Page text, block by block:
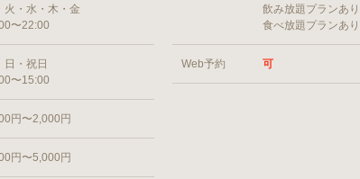
火・水・木・金
〜22:00
日・祝日
〜15:00
円〜2,000円
円〜5,000円
飲み放題プランあり
食べ放題プランあり
Web予約 可